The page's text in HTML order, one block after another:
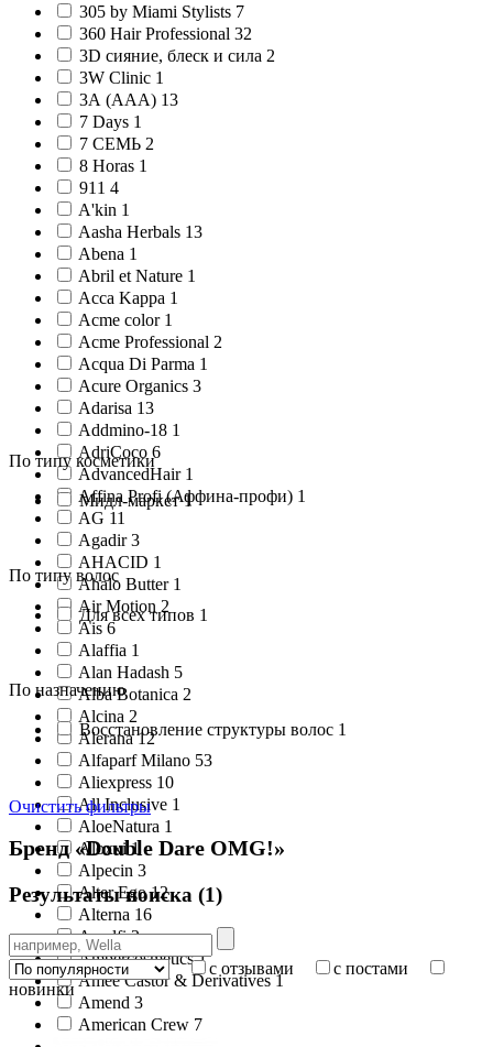
305 by Miami Stylists 7
360 Hair Professional 32
3D сияние, блеск и сила 2
3W Clinic 1
3А (AAA) 13
7 Days 1
7 СЕМЬ 2
8 Horas 1
911 4
A'kin 1
Aasha Herbals 13
Abena 1
Abril et Nature 1
Acca Kappa 1
Acme color 1
Acme Professional 2
Acqua Di Parma 1
Acure Organics 3
Adarisa 13
Addmino-18 1
AdriCoco 6
AdvancedHair 1
Affina Profi (Аффина-профи) 1
AG 11
Agadir 3
AHACID 1
Ahalo Butter 1
Air Motion 2
Ais 6
Alaffia 1
Alan Hadash 5
Alba Botanica 2
Alcina 2
Alerana 12
Alfaparf Milano 53
Aliexpress 10
All Inclusive 1
AloeNatura 1
Aloxxi 1
Alpecin 3
Alter Ego 12
Alterna 16
Amalfi 2
Ambercosmetics 1
Amee Castor & Derivatives 1
Amend 3
American Crew 7
По типу косметики
Мидл-маркет 1
По типу волос
Для всех типов 1
По назначению
Восстановление структуры волос 1
Очистить фильтры
Бренд «Double Dare OMG!»
Результаты поиска (1)
с отзывами
с постами
новинки